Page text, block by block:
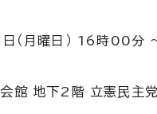
（月曜日） 16時00分
館 地下2階 立憲民主